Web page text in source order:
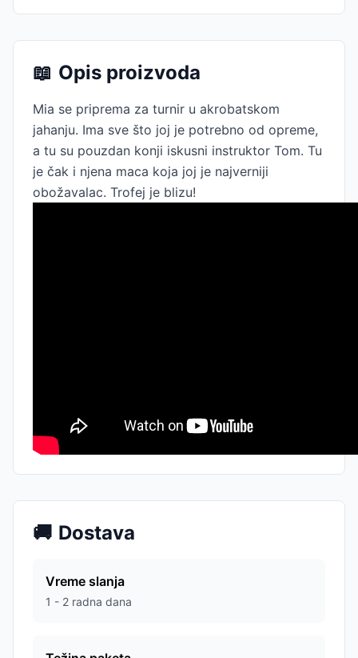
📖 Opis proizvoda
Mia se priprema za turnir u akrobatskom
jahanju. Ima sve što joj je potrebno od opreme,
a tu su pouzdan konji iskusni instruktor Tom. Tu
je čak i njena maca koja joj je najverniji
obožavalac. Trofej je blizu!
🚚 Dostava
Vreme slanja
1 - 2 radna dana